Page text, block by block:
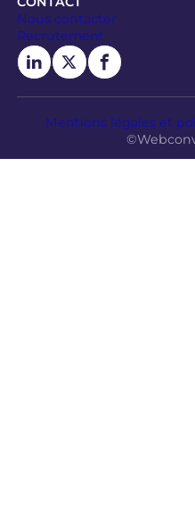
Nous contacter
Recrutement
Mentions légales et